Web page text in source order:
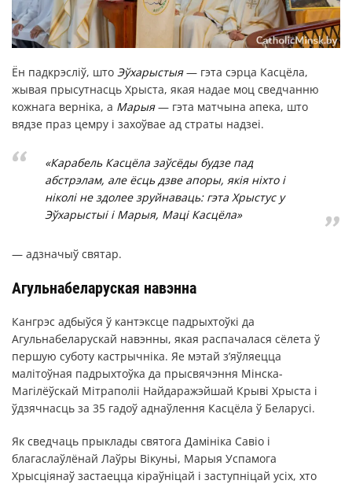
Ён падкрэсліў, што Эўхарыстыя— гэта сэрца Касцёла,
жывая прысутнасць Хрыста, якая надае моц сведчанню
кожнага верніка, а Марыя— гэта матчына апека, што
вядзе праз цемру і захоўвае ад страты надзеі.
«Карабель Касцёла заўсёды будзе пад
абстрэлам, але ёсць дзве апоры, якія ніхто і
ніколі не здолее зруйнаваць: гэта Хрыстус у
Эўхарыстыі і Марыя, Маці Касцёла»
— адзначыў святар.
Агульнабеларуская навэнна
Кангрэс адбыўся ў кантэксце падрыхтоўкі да
Агульнабеларускай навэнны, якая распачалася сёлета ў
першую суботу кастрычніка. Яе мэтай з’яўляецца
малітоўная падрыхтоўка да прысвячэння Мінска-
Магілёўскай Мітраполіі Найдаражэйшай Крыві Хрыста і
ўдзячнасць за 35 гадоў аднаўлення Касцёла ў Беларусі.
Як сведчаць прыклады святога Дамініка Савіо і
благаслаўлёнай Лаўры Вікуньі, Марыя Успамога
Хрысціянаў застаецца кіраўніцай і заступніцай усіх, хто